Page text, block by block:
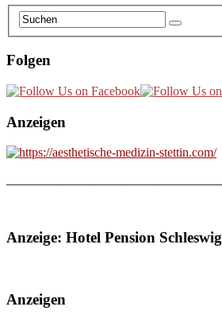
Folgen
Anzeigen
Anzeige: Hotel Pension Schleswig
Anzeigen